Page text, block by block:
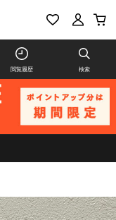
閲覧履歴 検索